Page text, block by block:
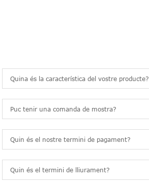
Quina és la característica del vostre producte?
Puc tenir una comanda de mostra?
Quin és el nostre termini de pagament?
Quin és el termini de lliurament?